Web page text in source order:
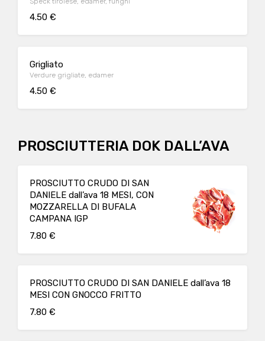
4.50 €
Grigliato
Verdure grigliate, edamer
4.50 €
PROSCIUTTERIA DOK DALL’AVA
PROSCIUTTO CRUDO DI SAN
DANIELE dall’ava 18 MESI, CON
MOZZARELLA DI BUFALA
CAMPANA IGP
7.80 €
PROSCIUTTO CRUDO DI SAN DANIELE dall’ava 18
MESI CON GNOCCO FRITTO
7.80 €